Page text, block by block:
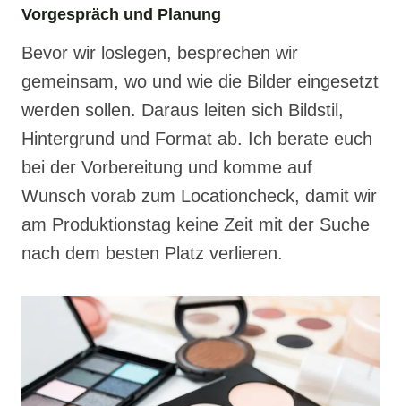
Vorgespräch und Planung
Bevor wir loslegen, besprechen wir
gemeinsam, wo und wie die Bilder eingesetzt
werden sollen. Daraus leiten sich Bildstil,
Hintergrund und Format ab. Ich berate euch
bei der Vorbereitung und komme auf
Wunsch vorab zum Locationcheck, damit wir
am Produktionstag keine Zeit mit der Suche
nach dem besten Platz verlieren.